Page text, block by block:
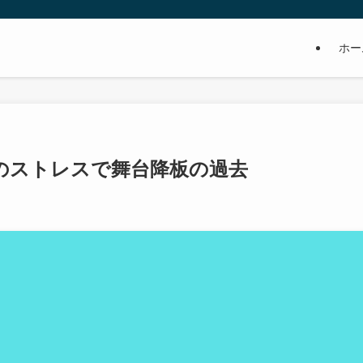
ホ
ストレスで舞台降板の過去